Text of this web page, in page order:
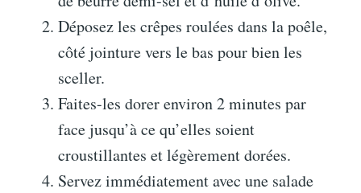
Déposez les crêpes roulées dans la poêle,
côté jointure vers le bas pour bien les
sceller.
Faites-les dorer environ 2 minutes par
face jusqu’à ce qu’elles soient
croustillantes et légèrement dorées.
Servez immédiatement avec une salade